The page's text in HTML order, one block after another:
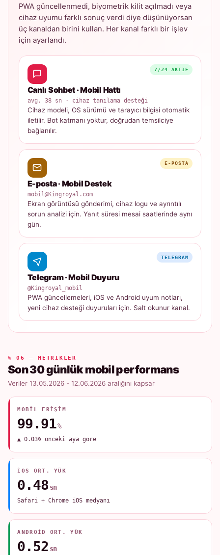
PWA güncellenmedi, biyometrik kilit açılmadı veya
cihaz uyumu farklı sonuç verdi diye düşünüyorsan
üç kanaldan birini kullan. Her kanal farklı bir işlev
için ayarlandı.
7/24 AKTIF
Canlı Sohbet · Mobil Hattı
avg. 38 sn · cihaz tanılama desteği
Cihaz modeli, OS sürümü ve tarayıcı bilgisi otomatik
iletilir. Bot katmanı yoktur, doğrudan temsilciye
bağlanılır.
E-POSTA
E-posta · Mobil Destek
mobil@Kingroyal.com
Ekran görüntüsü gönderimi, cihaz logu ve ayrıntılı
sorun analizi için. Yanıt süresi mesai saatlerinde aynı
gün.
TELEGRAM
Telegram · Mobil Duyuru
@Kingroyal_mobil
PWA güncellemeleri, iOS ve Android uyum notları,
yeni cihaz desteği duyuruları için. Salt okunur kanal.
§ 06 — METRIKLER
Son 30 günlük mobil performans
Veriler 13.05.2026 - 12.06.2026 aralığını kapsar
MOBIL ERIŞIM
99.91%
▲ 0.03% önceki aya göre
IOS ORT. YÜK
0.48 sn
Safari + Chrome iOS medyanı
ANDROID ORT. YÜK
0.52 sn